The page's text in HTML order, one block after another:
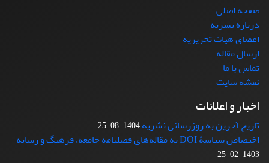
صفحه اصلی
درباره نشریه
اعضای هیات تحریریه
ارسال مقاله
تماس با ما
نقشه سایت
اخبار و اعلانات
تاریخ آخرین به روزرسانی نشریه1404-08-25
اختصاص شناسۀ DOI به مقاله‌های فصلنامه جامعه، فرهنگ و رسانه
1403-02-25